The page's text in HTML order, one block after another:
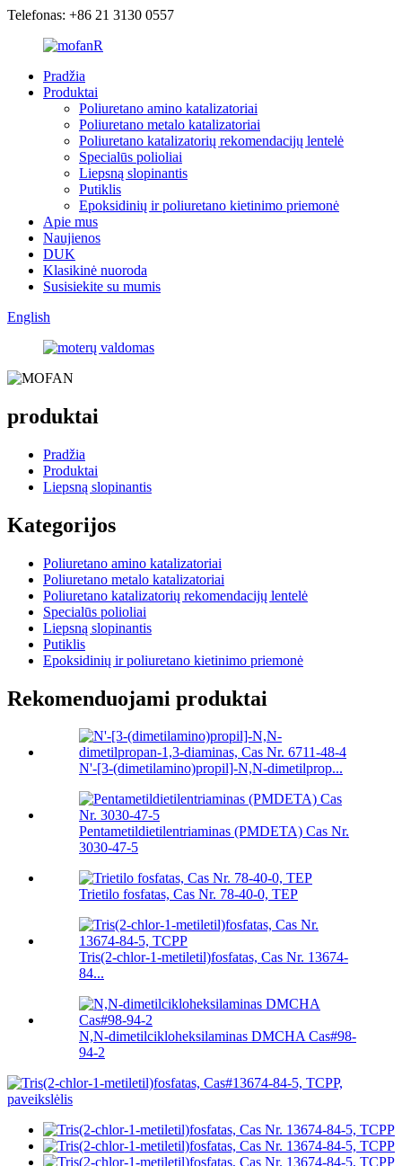
Telefonas: +86 21 3130 0557
Pradžia
Produktai
Poliuretano amino katalizatoriai
Poliuretano metalo katalizatoriai
Poliuretano katalizatorių rekomendacijų lentelė
Specialūs polioliai
Liepsną slopinantis
Putiklis
Epoksidinių ir poliuretano kietinimo priemonė
Apie mus
Naujienos
DUK
Klasikinė nuoroda
Susisiekite su mumis
English
produktai
Pradžia
Produktai
Liepsną slopinantis
Kategorijos
Poliuretano amino katalizatoriai
Poliuretano metalo katalizatoriai
Poliuretano katalizatorių rekomendacijų lentelė
Specialūs polioliai
Liepsną slopinantis
Putiklis
Epoksidinių ir poliuretano kietinimo priemonė
Rekomenduojami produktai
N'-[3-(dimetilamino)propil]-N,N-dimetilprop...
Pentametildietilentriaminas (PMDETA) Cas Nr.
3030-47-5
Trietilo fosfatas, Cas Nr. 78-40-0, TEP
Tris(2-chlor-1-metiletil)fosfatas, Cas Nr. 13674-
84...
N,N-dimetilcikloheksilaminas DMCHA Cas#98-
94-2